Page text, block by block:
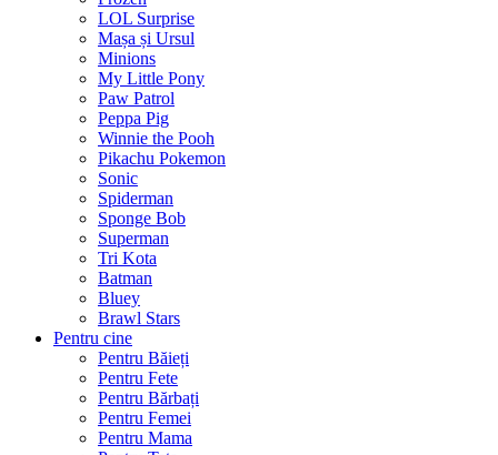
LOL Surprise
Mașa și Ursul
Minions
My Little Pony
Paw Patrol
Peppa Pig
Winnie the Pooh
Pikachu Pokemon
Sonic
Spiderman
Sponge Bob
Superman
Tri Kota
Batman
Bluey
Brawl Stars
Pentru cine
Pentru Băieți
Pentru Fete
Pentru Bărbați
Pentru Femei
Pentru Mama